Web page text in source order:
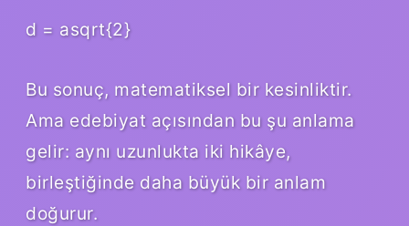
d = asqrt{2}
Bu sonuç, matematiksel bir kesinliktir.
Ama edebiyat açısından bu şu anlama
gelir: aynı uzunlukta iki hikâye,
birleştiğinde daha büyük bir anlam
doğurur.